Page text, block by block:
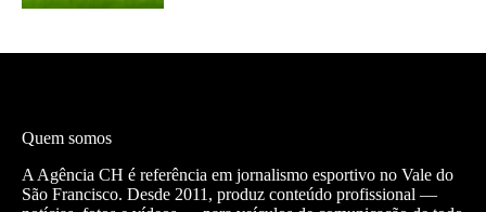
Quem somos
A Agência CH é referência em jornalismo esportivo no Vale do
São Francisco. Desde 2011, produz conteúdo profissional —